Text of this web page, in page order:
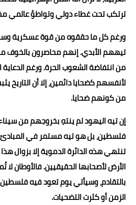
ترتكب تحت غطاء دولي وتواطؤ عالمي
ورغم كل ما حققوه من قوة عسكرية
تيههم الأبدي. إنهم محاصرون بالخوف
من انتفاضة الشعوب الحرة. ورغم
لأنفسهم كضحايا دائمين، إلا أن التاريخ
من كونهم ضحايا.
إن تيه اليهود لم ينتهِ بخروجهم من
فلسطين، بل هو تيه مستمر في المبادئ
تنتهي هذه الدائرة الدموية إلا بزوال
الأرض لأصحابها الحقيقيين. فالأوطان
بالتقادم، وسيأتي يوم تعود فيه
الزمن أو كثرت التضحيات.